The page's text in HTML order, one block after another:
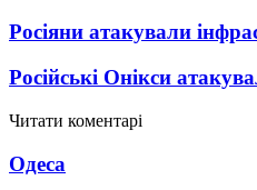
Росіяни атакували
Російські Онікси
Читати коментарі
Одеса